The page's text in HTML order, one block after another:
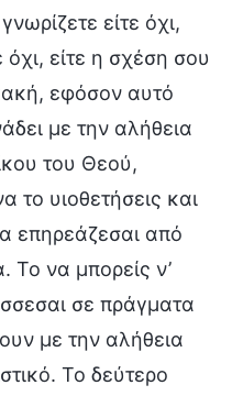
είτε όχι,
όχι, είτε η σχέση σου
εφόσον αυτό
με την αλήθεια
του Θεού,
το υιοθετήσεις και
επηρεάζεσαι από
να μπορείς ν’
σε πράγματα
με την αλήθεια
Το δεύτερο